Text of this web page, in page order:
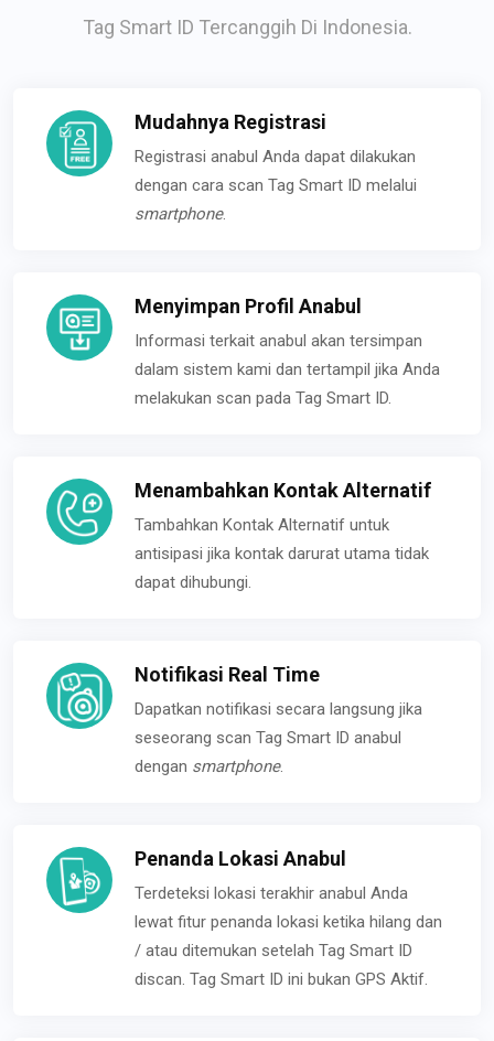
Tag Smart ID Tercanggih Di Indonesia.
Mudahnya Registrasi
Registrasi anabul Anda dapat dilakukan
dengan cara scan Tag Smart ID melalui
smartphone.
Menyimpan Profil Anabul
Informasi terkait anabul akan tersimpan
dalam sistem kami dan tertampil jika Anda
melakukan scan pada Tag Smart ID.
Menambahkan Kontak Alternatif
Tambahkan Kontak Alternatif untuk
antisipasi jika kontak darurat utama tidak
dapat dihubungi.
Notifikasi Real Time
Dapatkan notifikasi secara langsung jika
seseorang scan Tag Smart ID anabul
dengan smartphone.
Penanda Lokasi Anabul
Terdeteksi lokasi terakhir anabul Anda
lewat fitur penanda lokasi ketika hilang dan
/ atau ditemukan setelah Tag Smart ID
discan. Tag Smart ID ini bukan GPS Aktif.